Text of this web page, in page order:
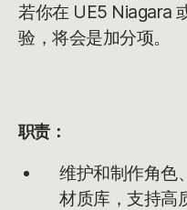
若你在 UE5 Niagara
验，将会是加分项。
职责：
维护和制作角色
材质库，支持高